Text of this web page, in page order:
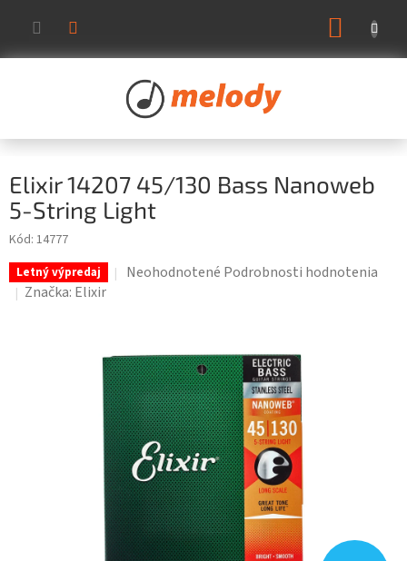
obsah
Elixir 14207 45/130 Bass Nanoweb
5-String Light
Kód: 14777
Letný výpredaj
Priemerné
0,0
z
5
hviezdičiek.
Neohodnotené Podrobnosti hodnotenia
Značka: Elixir